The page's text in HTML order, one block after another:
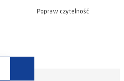
Popraw czytelność